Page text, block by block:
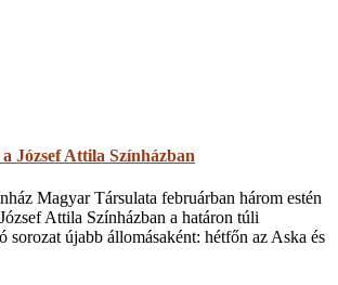
József Attila Színházban
Magyar Társulata februárban három estén
Attila Színházban a határon túli
sorozat újabb állomásaként: hétfőn az Aska és